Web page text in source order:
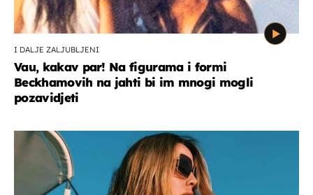
I DALJE ZALJUBLJENI
Vau, kakav par! Na figurama i formi
Beckhamovih na jahti bi im mnogi mogli
pozavidjeti